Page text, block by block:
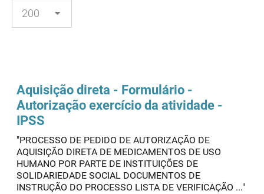
Aquisição direta - Formulário -
Autorização exercício da atividade -
IPSS
"PROCESSO DE PEDIDO DE AUTORIZAÇÃO DE
AQUISIÇÃO DIRETA DE MEDICAMENTOS DE USO
HUMANO POR PARTE DE INSTITUIÇÕES DE
SOLIDARIEDADE SOCIAL DOCUMENTOS DE
INSTRUÇÃO DO PROCESSO LISTA DE VERIFICAÇÃO ..."